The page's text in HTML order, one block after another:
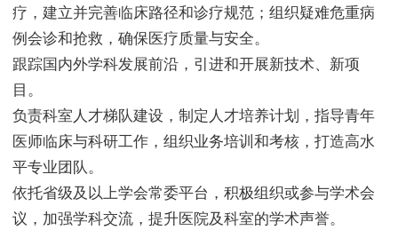
疗，建立并完善临床路径和诊疗规范；组织疑难危重病
例会诊和抢救，确保医疗质量与安全。
跟踪国内外学科发展前沿，引进和开展新技术、新项
目。
负责科室人才梯队建设，制定人才培养计划，指导青年
医师临床与科研工作，组织业务培训和考核，打造高水
平专业团队。
依托省级及以上学会常委平台，积极组织或参与学术会
议，加强学科交流，提升医院及科室的学术声誉。